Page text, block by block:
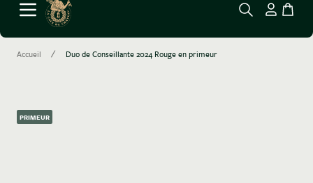
Ouvrir le menu
Accueil / Duo de Conseillante 2024 Rouge en primeur
PRIMEUR